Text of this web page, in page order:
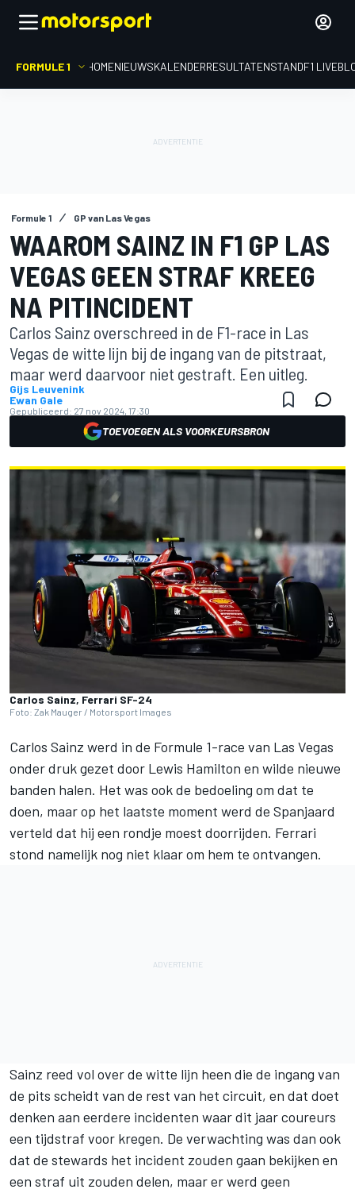
FORMULE 1 HOMENIEUWSKALENDERRESULTATENSTANDF1
Formule 1 GP van Las Vegas
WAAROM SAINZ IN F1 GP LAS
VEGAS GEEN STRAF KREEG
NA PITINCIDENT
Carlos Sainz overschreed in de F1-race in Las
Vegas de witte lijn bij de ingang van de pitstraat,
maar werd daarvoor niet gestraft. Een uitleg.
Gijs Leuvenink
Ewan Gale
Gepubliceerd: 27 nov 2024, 17:30
TOEVOEGEN ALS VOORKEURSBRON
Carlos Sainz, Ferrari SF-24
Foto: Zak Mauger / Motorsport Images
Carlos Sainz werd in de Formule 1-race van Las Vegas
onder druk gezet door Lewis Hamilton en wilde nieuwe
banden halen. Het was ook de bedoeling om dat te
doen, maar op het laatste moment werd de Spanjaard
verteld dat hij een rondje moest doorrijden. Ferrari
stond namelijk nog niet klaar om hem te ontvangen.
Sainz reed vol over de witte lijn heen die de ingang van
de pits scheidt van de rest van het circuit, en dat doet
denken aan eerdere incidenten waar dit jaar coureurs
een tijdstraf voor kregen. De verwachting was dan ook
dat de stewards het incident zouden gaan bekijken en
een straf uit zouden delen, maar er werd geen